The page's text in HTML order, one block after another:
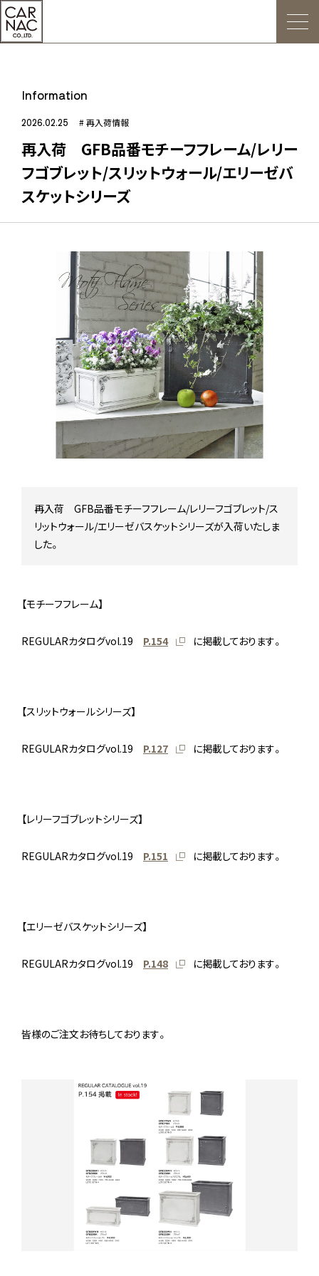
トップ
ごあいさつ
Web発注について
お知らせ
会社概要
販促用POP
Stock status
在庫/商品情報
Instagram
Information
2026.02.25 # 再入荷情報
再入荷 GFB品番モチーフフレーム/レリー
フゴブレット/スリットウォール/エリーゼバ
スケットシリーズ
再入荷 GFB品番モチーフフレーム/レリーフゴブレット/ス
リットウォール/エリーゼバスケットシリーズが入荷いたしま
した。
【モチーフフレーム】
REGULARカタログvol.19 P.154 に掲載しております。
【スリットウォールシリーズ】
REGULARカタログvol.19 P.127 に掲載しております。
【レリーフゴブレットシリーズ】
REGULARカタログvol.19 P.151 に掲載しております。
【エリーゼバスケットシリーズ】
REGULARカタログvol.19 P.148 に掲載しております。
皆様のご注文お待ちしております。